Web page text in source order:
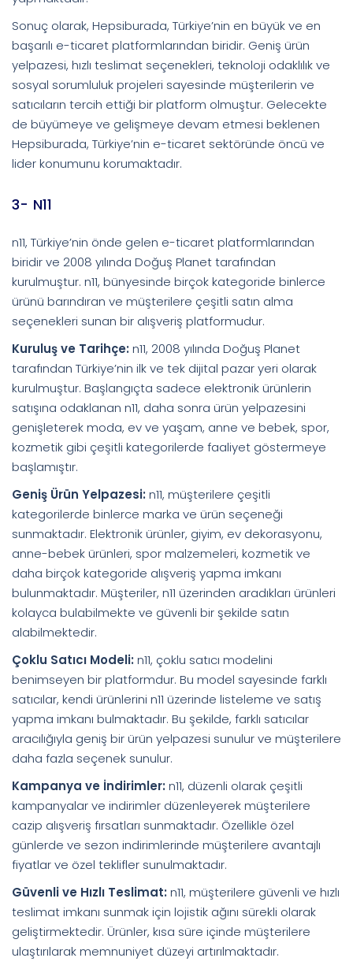
Sonuç olarak, Hepsiburada, Türkiye’nin en büyük ve en
başarılı e-ticaret platformlarından biridir. Geniş ürün
yelpazesi, hızlı teslimat seçenekleri, teknoloji odaklılık ve
sosyal sorumluluk projeleri sayesinde müşterilerin ve
satıcıların tercih ettiği bir platform olmuştur. Gelecekte
de büyümeye ve gelişmeye devam etmesi beklenen
Hepsiburada, Türkiye’nin e-ticaret sektöründe öncü ve
lider konumunu korumaktadır.
3- N11
n11, Türkiye’nin önde gelen e-ticaret platformlarından
biridir ve 2008 yılında Doğuş Planet tarafından
kurulmuştur. n11, bünyesinde birçok kategoride binlerce
ürünü barındıran ve müşterilere çeşitli satın alma
seçenekleri sunan bir alışveriş platformudur.
Kuruluş ve Tarihçe: n11, 2008 yılında Doğuş Planet
tarafından Türkiye’nin ilk ve tek dijital pazar yeri olarak
kurulmuştur. Başlangıçta sadece elektronik ürünlerin
satışına odaklanan n11, daha sonra ürün yelpazesini
genişleterek moda, ev ve yaşam, anne ve bebek, spor,
kozmetik gibi çeşitli kategorilerde faaliyet göstermeye
başlamıştır.
Geniş Ürün Yelpazesi: n11, müşterilere çeşitli
kategorilerde binlerce marka ve ürün seçeneği
sunmaktadır. Elektronik ürünler, giyim, ev dekorasyonu,
anne-bebek ürünleri, spor malzemeleri, kozmetik ve
daha birçok kategoride alışveriş yapma imkanı
bulunmaktadır. Müşteriler, n11 üzerinden aradıkları ürünleri
kolayca bulabilmekte ve güvenli bir şekilde satın
alabilmektedir.
Çoklu Satıcı Modeli: n11, çoklu satıcı modelini
benimseyen bir platformdur. Bu model sayesinde farklı
satıcılar, kendi ürünlerini n11 üzerinde listeleme ve satış
yapma imkanı bulmaktadır. Bu şekilde, farklı satıcılar
aracılığıyla geniş bir ürün yelpazesi sunulur ve müşterilere
daha fazla seçenek sunulur.
Kampanya ve İndirimler: n11, düzenli olarak çeşitli
kampanyalar ve indirimler düzenleyerek müşterilere
cazip alışveriş fırsatları sunmaktadır. Özellikle özel
günlerde ve sezon indirimlerinde müşterilere avantajlı
fiyatlar ve özel teklifler sunulmaktadır.
Güvenli ve Hızlı Teslimat: n11, müşterilere güvenli ve hızlı
teslimat imkanı sunmak için lojistik ağını sürekli olarak
geliştirmektedir. Ürünler, kısa süre içinde müşterilere
ulaştırılarak memnuniyet düzeyi artırılmaktadır.